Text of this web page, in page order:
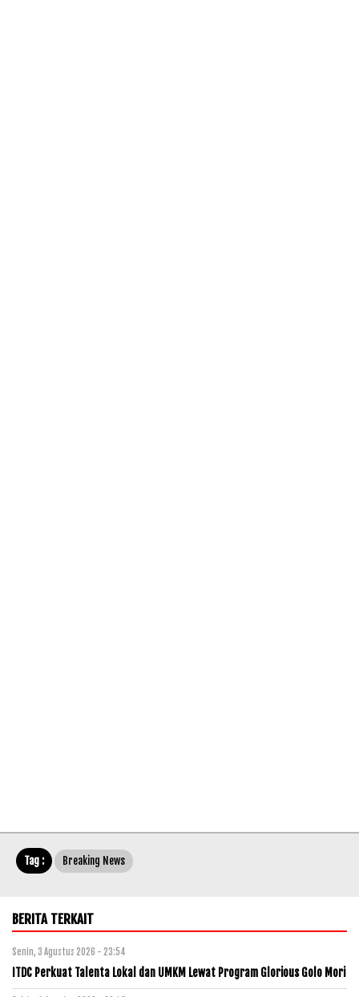
Tag : Breaking News
BERITA TERKAIT
Senin, 3 Agustus 2026 - 23:54
ITDC Perkuat Talenta Lokal dan UMKM Lewat Program Glorious Golo Mori